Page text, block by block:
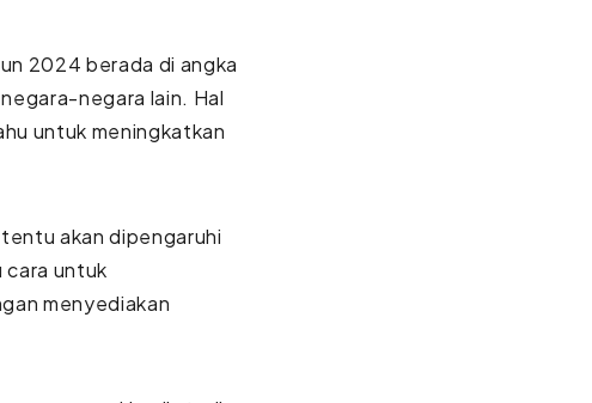
2024 berada di angka
negara lain. Hal
untuk meningkatkan
akan dipengaruhi
cara untuk
menyediakan